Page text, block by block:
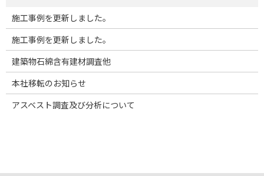
施工事例を更新しました。
施工事例を更新しました。
建築物石綿含有建材調査他
本社移転のお知らせ
アスベスト調査及び分析について